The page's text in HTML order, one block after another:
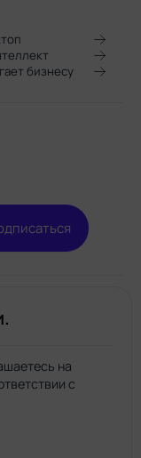
бизнесу
на
с